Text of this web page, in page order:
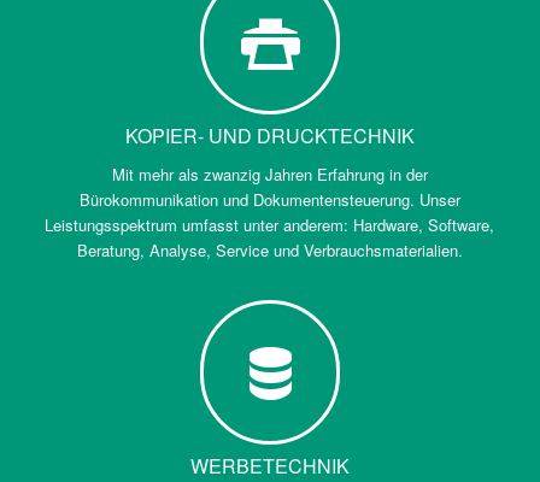
KOPIER- UND DRUCKTECHNIK
Mit mehr als zwanzig Jahren Erfahrung in der
Bürokommunikation und Dokumentensteuerung. Unser
Leistungsspektrum umfasst unter anderem: Hardware, Software,
Beratung, Analyse, Service und Verbrauchsmaterialien.
WERBETECHNIK